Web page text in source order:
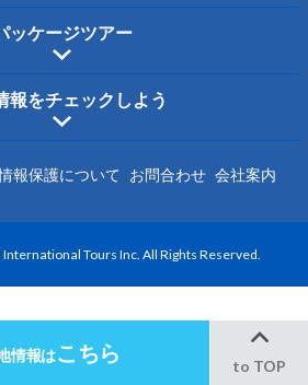
情報はこちら
to TOP
ッケージツアー
報をチェックしよう
報保護について お問合わせ 会社案内
Tours Inc. All Rights Reserved.